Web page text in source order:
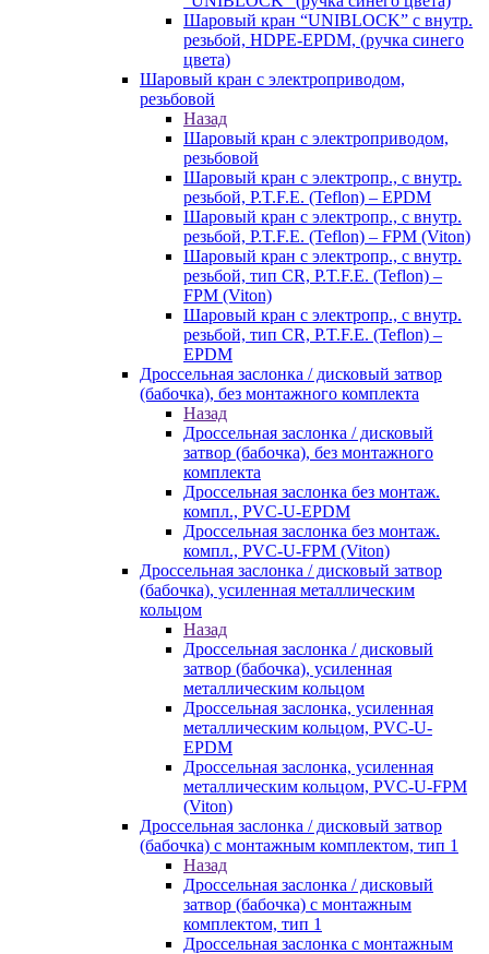
Шаровый кран “UNIBLOCK” с внутр.
резьбой, HDPE-EPDM, (ручка синего
цвета)
Шаровый кран с электроприводом,
резьбовой
Назад
Шаровый кран с электроприводом,
резьбовой
Шаровый кран с электропр., с внутр.
резьбой, P.T.F.E. (Teflon) – EPDM
Шаровый кран с электропр., с внутр.
резьбой, P.T.F.E. (Teflon) – FPM (Viton)
Шаровый кран с электропр., с внутр.
резьбой, тип CR, P.T.F.E. (Teflon) –
FPM (Viton)
Шаровый кран с электропр., с внутр.
резьбой, тип CR, P.T.F.E. (Teflon) –
EPDM
Дроссельная заслонка / дисковый затвор
(бабочка), без монтажного комплекта
Назад
Дроссельная заслонка / дисковый
затвор (бабочка), без монтажного
комплекта
Дроссельная заслонка без монтаж.
компл., PVC-U-EPDM
Дроссельная заслонка без монтаж.
компл., PVC-U-FPM (Viton)
Дроссельная заслонка / дисковый затвор
(бабочка), усиленная металлическим
кольцом
Назад
Дроссельная заслонка / дисковый
затвор (бабочка), усиленная
металлическим кольцом
Дроссельная заслонка, усиленная
металлическим кольцом, PVC-U-
EPDM
Дроссельная заслонка, усиленная
металлическим кольцом, PVC-U-FPM
(Viton)
Дроссельная заслонка / дисковый затвор
(бабочка) с монтажным комплектом, тип 1
Назад
Дроссельная заслонка / дисковый
затвор (бабочка) с монтажным
комплектом, тип 1
Дроссельная заслонка с монтажным